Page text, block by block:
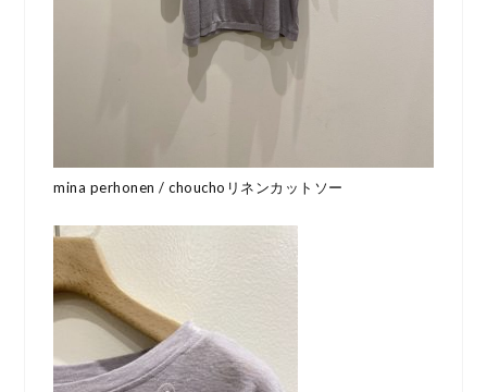
mina perhonen / chouchoリネンカットソー